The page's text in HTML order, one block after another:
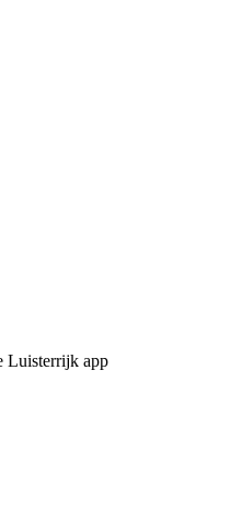
Luisterrijk app